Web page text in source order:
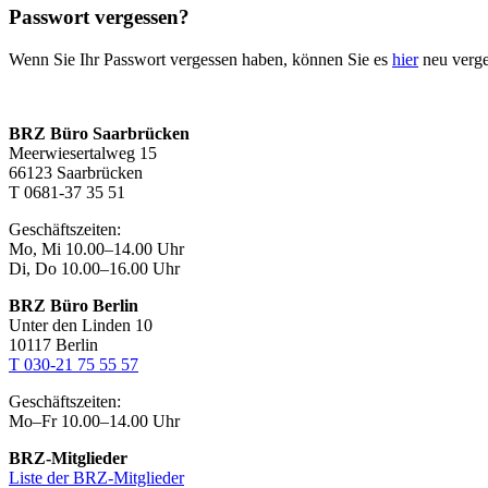
Passwort vergessen?
Wenn Sie Ihr Passwort vergessen haben, können Sie es hierneu
BRZ Büro Saarbrücken
Meerwiesertalweg 15
66123 Saarbrücken
T 0681-37 35 51
Geschäftszeiten:
Mo, Mi 10.00–14.00 Uhr
Di, Do 10.00–16.00 Uhr
BRZ Büro Berlin
Unter den Linden 10
10117 Berlin
T 030-21 75 55 57
Geschäftszeiten:
Mo–Fr 10.00–14.00 Uhr
BRZ-Mitglieder
Liste der BRZ-Mitglieder